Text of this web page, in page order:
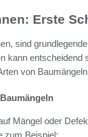
Erste
sind
kann
von
Mängel oder